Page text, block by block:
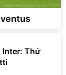
Inter: Thử